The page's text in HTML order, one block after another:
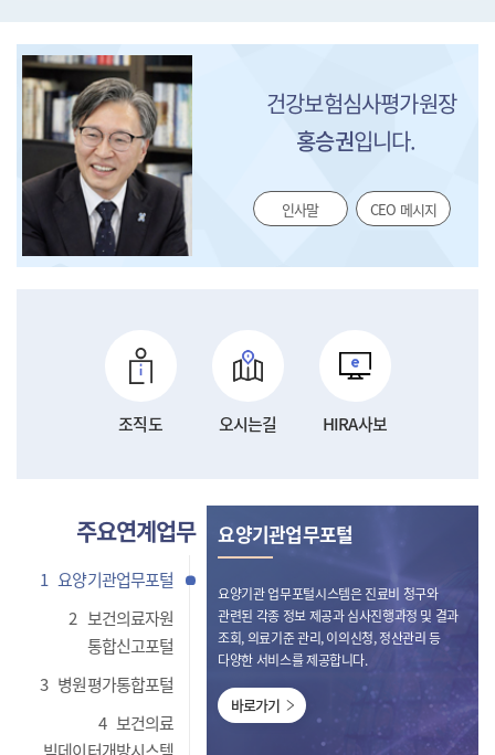
건강보험심사평가원장
홍승권입니다.
인사말 CEO 메시지
조직도 오시는길 HIRA사보
주요연계업무
1 요양기관업무포털
2 보건의료자원
통합신고포털
3 병원평가통합포털
4 보건의료
요양기관업무포털
요양기관 업무포털시스템은 진료비 청구와
관련된 각종 정보 제공과 심사진행과정 및 결과
조회, 의료기준 관리, 이의신청, 정산관리 등
다양한 서비스를 제공합니다.
바로가기